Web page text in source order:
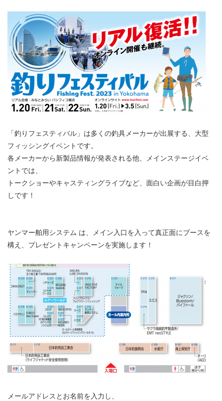
「釣りフェスティバル」は多くの釣具メーカーが出展する、大型
フィッシングイベントです。
各メーカーから新製品情報が発表される他、メインステージイベ
ントでは、
トークショーやキャスティングライブなど、面白い企画が目白押
しです！
ヤンマー舶用システム は、メイン入口を入って真正面にブースを
構え、プレゼントキャンペーンを実施します！
メールアドレスとお名前を入力し、